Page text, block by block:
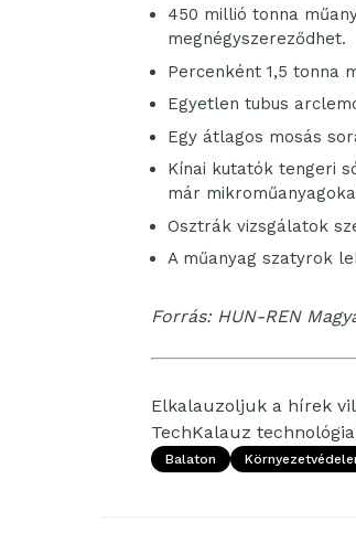
450 millió tonna
megnégyszereződhet.
Percenként 1,5 tonna
Egyetlen tubus
Egy átlagos mosás
Kínai kutatók tengeri
már
Osztrák vizsgálatok
A műanyag szatyrok
Forrás: HUN-REN
Elkalauzoljuk a hírek
TechKalauz
Balaton